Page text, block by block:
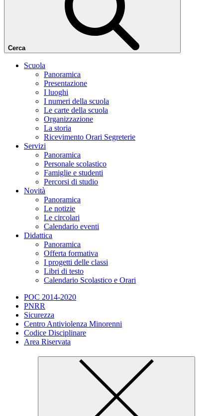
Cerca
Scuola
Panoramica
Presentazione
I luoghi
I numeri della scuola
Le carte della scuola
Organizzazione
La storia
Ricevimento Orari Segreterie
Servizi
Panoramica
Personale scolastico
Famiglie e studenti
Percorsi di studio
Novità
Panoramica
Le notizie
Le circolari
Calendario eventi
Didattica
Panoramica
Offerta formativa
I progetti delle classi
Libri di testo
Calendario Scolastico e Orari
POC 2014-2020
PNRR
Sicurezza
Centro Antiviolenza Minorenni
Codice Disciplinare
Area Riservata